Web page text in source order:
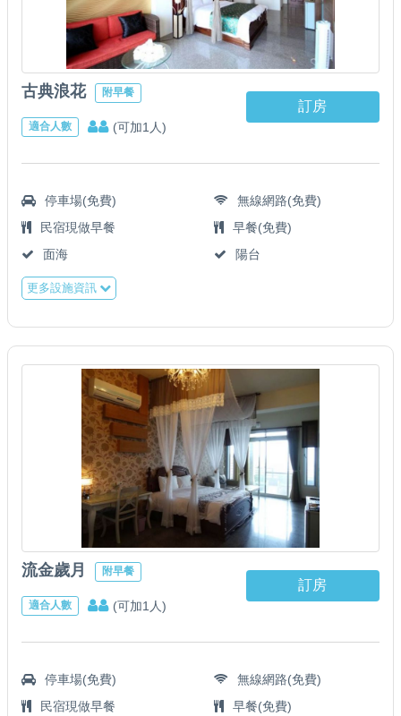
古典浪花 附早餐
適合人數 (可加1人)
訂房
停車場(免費)
無線網路(免費)
民宿現做早餐
早餐(免費)
面海
陽台
更多設施資訊
流金歲月 附早餐
適合人數 (可加1人)
訂房
停車場(免費)
無線網路(免費)
民宿現做早餐
早餐(免費)